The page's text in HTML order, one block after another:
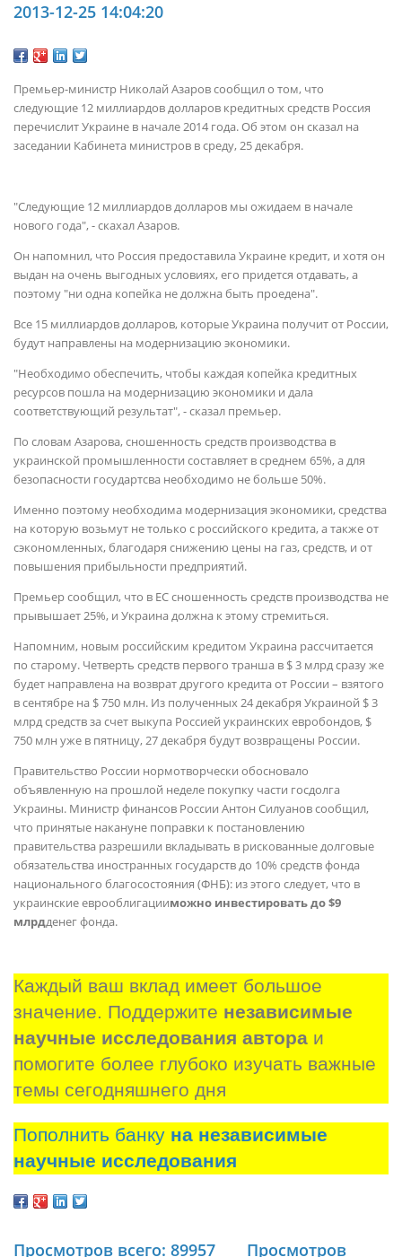
2013-12-25 14:04:20
Премьер-министр Николай Азаров сообщил о том, что
следующие 12 миллиардов долларов кредитных средств Россия
перечислит Украине в начале 2014 года. Об этом он сказал на
заседании Кабинета министров в среду, 25 декабря.
"Следующие 12 миллиардов долларов мы ожидаем в начале
нового года", - скахал Азаров.
Он напомнил, что Россия предоставила Украине кредит, и хотя он
выдан на очень выгодных условиях, его придется отдавать, а
поэтому "ни одна копейка не должна быть проедена".
Все 15 миллиардов долларов, которые Украина получит от России,
будут направлены на модернизацию экономики.
"Необходимо обеспечить, чтобы каждая копейка кредитных
ресурсов пошла на модернизацию экономики и дала
соответствующий результат", - сказал премьер.
По словам Азарова, сношенность средств производства в
украинской промышленности составляет в среднем 65%, а для
безопасности государтсва необходимо не больше 50%.
Именно поэтому необходима модернизация экономики, средства
на которую возьмут не только с российского кредита, а также от
сэкономленных, благодаря снижению цены на газ, средств, и от
повышения прибыльности предприятий.
Премьер сообщил, что в ЕС сношенность средств производства не
прывышает 25%, и Украина должна к этому стремиться.
Напомним, новым российским кредитом Украина рассчитается
по старому. Четверть средств первого транша в $ 3 млрд сразу же
будет направлена на возврат другого кредита от России – взятого
в сентябре на $ 750 млн. Из полученных 24 декабря Украиной $ 3
млрд средств за счет выкупа Россией украинских евробондов, $
750 млн уже в пятницу, 27 декабря будут возвращены России.
Правительство России нормотворчески обосновало
объявленную на прошлой неделе покупку части госдолга
Украины. Министр финансов России Антон Силуанов сообщил,
что принятые накануне поправки к постановлению
правительства разрешили вкладывать в рискованные долговые
обязательства иностранных государств до 10% средств фонда
национального благосостояния (ФНБ): из этого следует, что в
украинские еврооблигацииможно инвестировать до $9
млрдденег фонда.
Каждый ваш вклад имеет большое
значение. Поддержите независимые
научные исследования автора и
помогите более глубоко изучать важные
темы сегодняшнего дня
Пополнить банку на независимые
научные исследования
Просмотров всего: 89957 Просмотров